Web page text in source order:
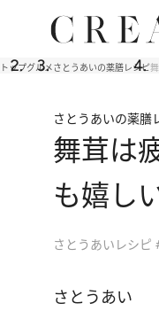
トップグルメさとうあいの薬膳レシピ
さとうあいの薬膳
舞茸は
も嬉し
さとうあいレシピ
さとうあい